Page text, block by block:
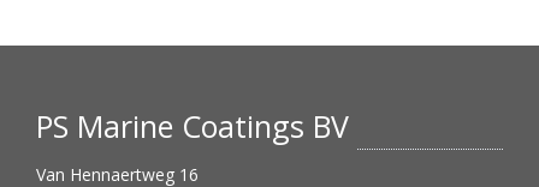
PS Marine Coatings BV
Van Hennaertweg 16